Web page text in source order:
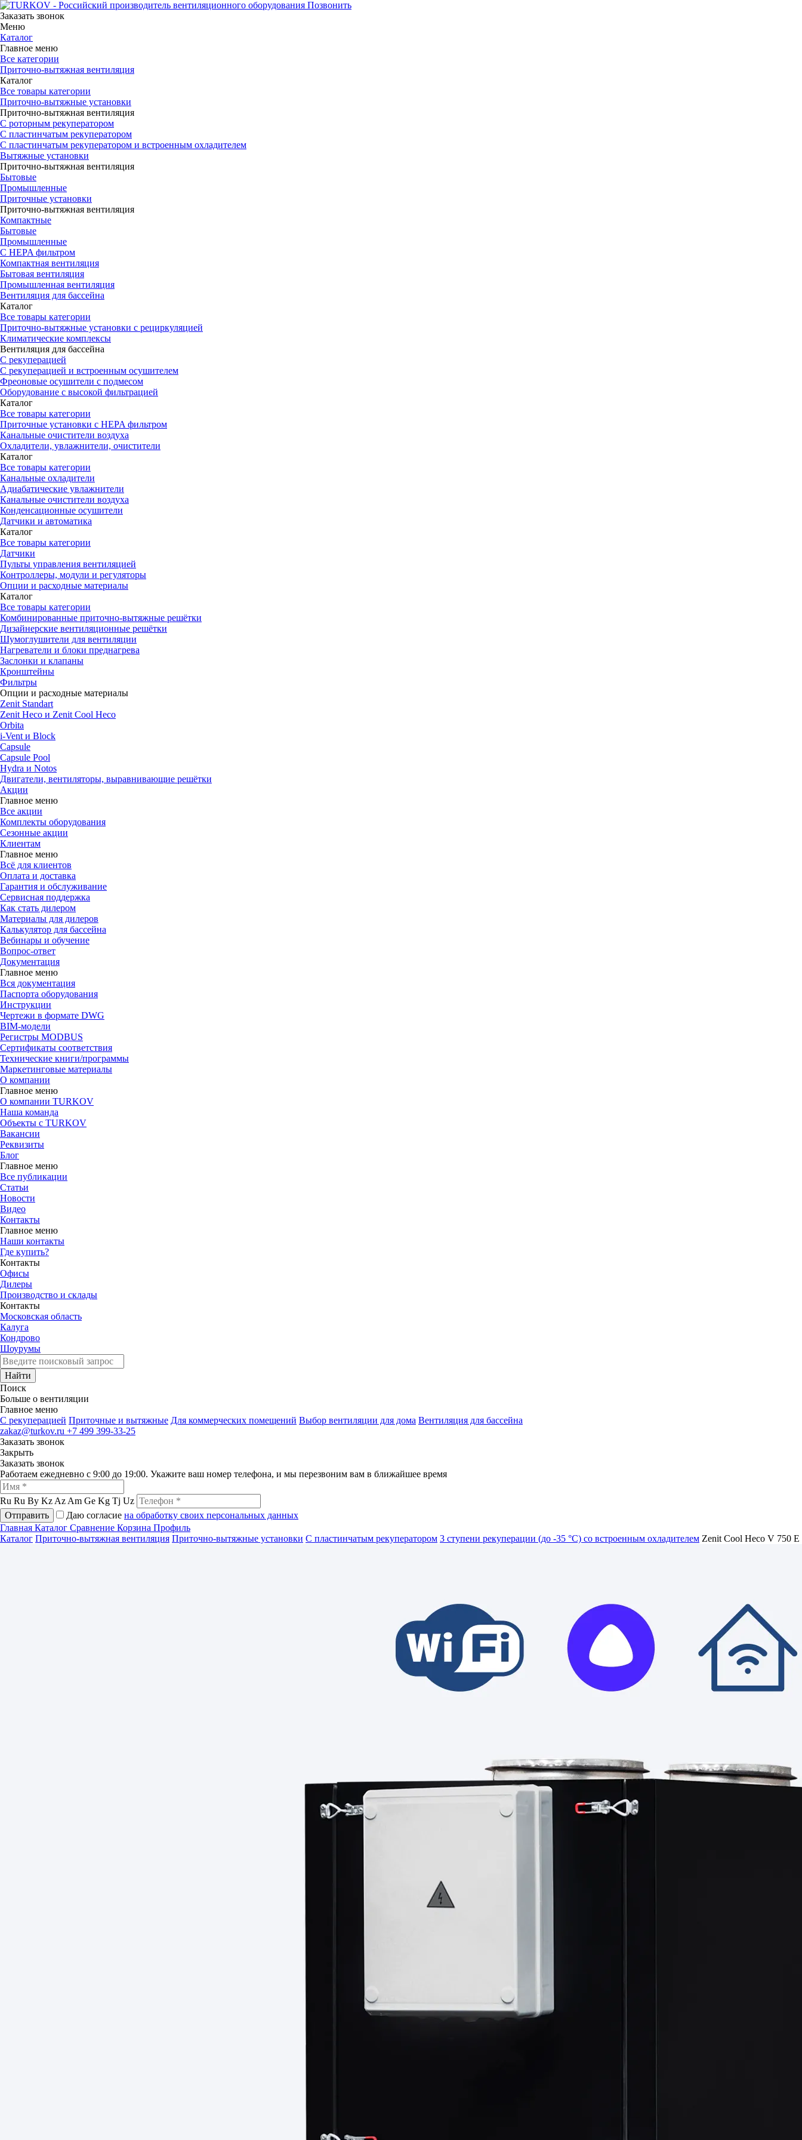
Позвонить
Заказать звонок
Меню
Каталог
Главное меню
Все категории
Приточно-вытяжная вентиляция
Каталог
Все товары категории
Приточно-вытяжные установки
Приточно-вытяжная вентиляция
С роторным рекуператором
С пластинчатым рекуператором
С пластинчатым рекуператором и встроенным охладителем
Вытяжные установки
Приточно-вытяжная вентиляция
Бытовые
Промышленные
Приточные установки
Приточно-вытяжная вентиляция
Компактные
Бытовые
Промышленные
С HEPA фильтром
Компактная вентиляция
Бытовая вентиляция
Промышленная вентиляция
Вентиляция для бассейна
Каталог
Все товары категории
Приточно-вытяжные установки с рециркуляцией
Климатические комплексы
Вентиляция для бассейна
С рекуперацией
С рекуперацией и встроенным осушителем
Фреоновые осушители с подмесом
Оборудование с высокой фильтрацией
Каталог
Все товары категории
Приточные установки c HEPA фильтром
Канальные очистители воздуха
Охладители, увлажнители, очистители
Каталог
Все товары категории
Канальные охладители
Адиабатические увлажнители
Канальные очистители воздуха
Конденсационные осушители
Датчики и автоматика
Каталог
Все товары категории
Датчики
Пульты управления вентиляцией
Контроллеры, модули и регуляторы
Опции и расходные материалы
Каталог
Все товары категории
Комбинированные приточно-вытяжные решётки
Дизайнерские вентиляционные решётки
Шумоглушители для вентиляции
Нагреватели и блоки преднагрева
Заслонки и клапаны
Кронштейны
Фильтры
Опции и расходные материалы
Zenit Standart
Zenit Heco и Zenit Cool Heco
Orbita
i-Vent и Block
Capsule
Capsule Pool
Hydra и Notos
Двигатели, вентиляторы, выравнивающие решётки
Акции
Главное меню
Все акции
Комплекты оборудования
Сезонные акции
Клиентам
Главное меню
Всё для клиентов
Оплата и доставка
Гарантия и обслуживание
Сервисная поддержка
Как стать дилером
Материалы для дилеров
Калькулятор для бассейна
Вебинары и обучение
Вопрос-ответ
Документация
Главное меню
Вся документация
Паспорта оборудования
Инструкции
Чертежи в формате DWG
BIM-модели
Регистры MODBUS
Сертификаты соответствия
Технические книги/программы
Маркетинговые материалы
О компании
Главное меню
О компании TURKOV
Наша команда
Объекты с TURKOV
Вакансии
Реквизиты
Блог
Главное меню
Все публикации
Статьи
Новости
Видео
Контакты
Главное меню
Наши контакты
Где купить?
Контакты
Офисы
Дилеры
Производство и склады
Контакты
Московская область
Калуга
Кондрово
Шоурумы
Найти
Поиск
Больше о вентиляции
Главное меню
C рекуперацией Приточные и вытяжные Для коммерческих помещений Выбор вентиляции для дома Вентиляция для бассейна
zakaz@turkov.ru +7 499 399-33-25
Заказать звонок
Закрыть
Заказать звонок
Работаем ежедневно с 9:00 до 19:00. Укажите ваш номер телефона, и мы перезвоним вам в ближайшее время
Ru Ru By Kz Az Am Ge Kg Tj Uz
Отправить
Даю согласие на обработку своих персональных данных
Главная Каталог Сравнение Корзина Профиль
Каталог Приточно-вытяжная вентиляция Приточно-вытяжные установки С пластинчатым рекуператором 3 ступени рекуперации (до -35 °C) cо встроенным охладителем Zenit Cool Heco V 750 E